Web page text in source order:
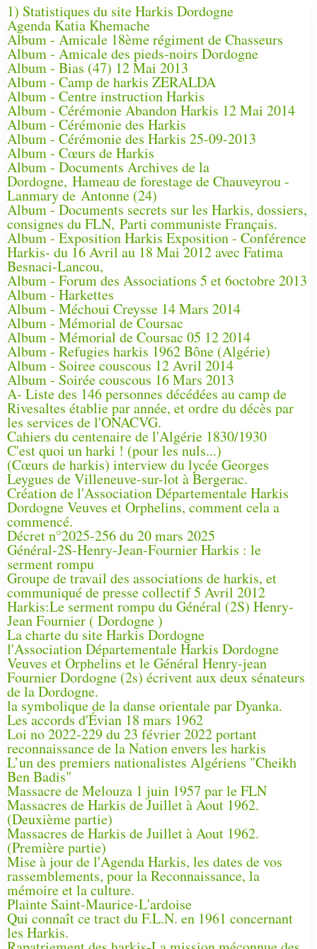
1) Statistiques du site Harkis Dordogne
Agenda Katia Khemache
Album - Amicale 18ème régiment de Chasseurs
Album - Amicale des pieds-noirs Dordogne
Album - Bias (47) 12 Mai 2013
Album - Camp de harkis ZERALDA
Album - Centre instruction Harkis
Album - Cérémonie Abandon Harkis 12 Mai 2014
Album - Cérémonie des Harkis
Album - Cérémonie des Harkis 25-09-2013
Album - Cœurs de Harkis
Album - Documents Archives de la
Dordogne, Hameau de forestage de Chauveyrou -
Lanmary de Antonne (24)
Album - Documents secrets sur les Harkis, dossiers,
consignes du FLN, Parti communiste Français.
Album - Exposition Harkis Exposition - Conférence
Harkis- du 16 Avril au 18 Mai 2012 avec Fatima
Besnaci-Lancou,
Album - Forum des Associations 5 et 6octobre 2013
Album - Harkettes
Album - Méchoui Creysse 14 Mars 2014
Album - Mémorial de Coursac
Album - Mémorial de Coursac 05 12 2014
Album - Refugies harkis 1962 Bône (Algérie)
Album - Soiree couscous 12 Avril 2014
Album - Soirée couscous 16 Mars 2013
A- Liste des 146 personnes décédées au camp de
Rivesaltes établie par année, et ordre du décès par
les services de l'ONACVG.
Cahiers du centenaire de l'Algérie 1830/1930
C'est quoi un harki ! (pour les nuls...)
(Cœurs de harkis) interview du lycée Georges
Leygues de Villeneuve-sur-lot à Bergerac.
Création de l'Association Départementale Harkis
Dordogne Veuves et Orphelins, comment cela a
commencé.
Décret n°2025-256 du 20 mars 2025
Général-2S-Henry-Jean-Fournier Harkis : le
serment rompu
Groupe de travail des associations de harkis, et
communiqué de presse collectif 5 Avril 2012
Harkis:Le serment rompu du Général (2S) Henry-
Jean Fournier ( Dordogne )
La charte du site Harkis Dordogne
l'Association Départementale Harkis Dordogne
Veuves et Orphelins et le Général Henry-jean
Fournier Dordogne (2s) écrivent aux deux sénateurs
de la Dordogne.
la symbolique de la danse orientale par Dyanka.
Les accords d'Évian 18 mars 1962
Loi no 2022-229 du 23 février 2022 portant
reconnaissance de la Nation envers les harkis
L’un des premiers nationalistes Algériens "Cheikh
Ben Badis"
Massacre de Melouza 1 juin 1957 par le FLN
Massacres de Harkis de Juillet à Aout 1962.
(Deuxième partie)
Massacres de Harkis de Juillet à Aout 1962.
(Première partie)
Mise à jour de l'Agenda Harkis, les dates de vos
rassemblements, pour la Reconnaissance, la
mémoire et la culture.
Plainte Saint-Maurice-L'ardoise
Qui connaît ce tract du F.L.N. en 1961 concernant
les Harkis.